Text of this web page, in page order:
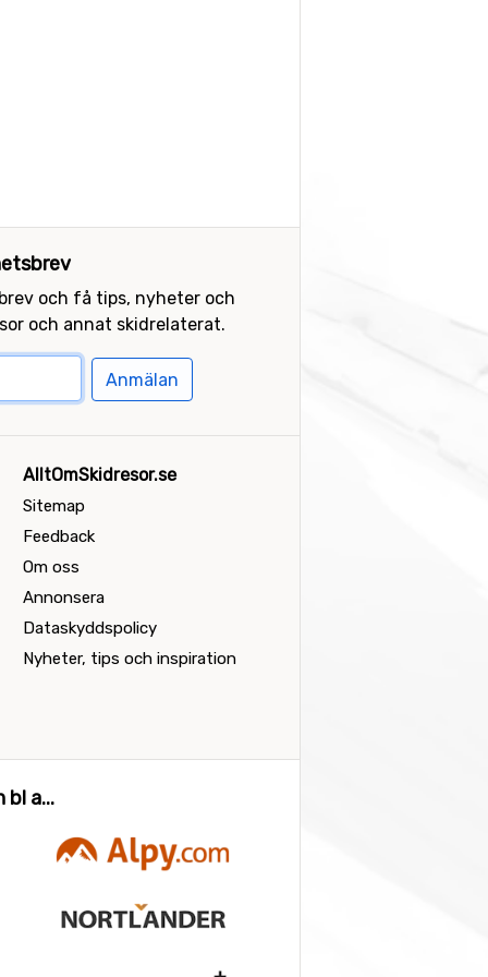
och få tips, nyheter och
och annat skidrelaterat.
Anmälan
AlltOmSkidresor.se
Sitemap
Feedback
Om oss
Annonsera
Dataskyddspolicy
Nyheter, tips och inspiration
bl a...